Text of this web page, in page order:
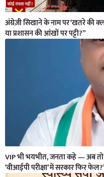
अंग्रेज़ी सिखाने के नाम पर ‘खतरे की
या प्रशासन की आंखों पर पट्टी?”
VIP भी भयभीत, जनता कहे — अब तो
‘वीआईपी परीक्षा’ में सरकार फिर